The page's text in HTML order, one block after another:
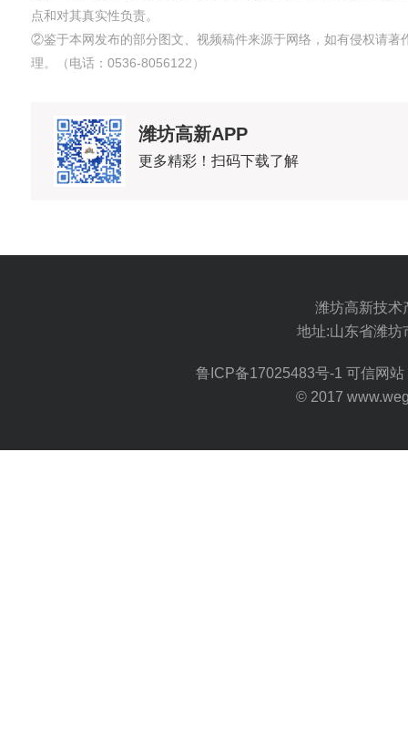
点和对其真实性负责。
②鉴于本网发布的部分图文、视频稿件来源于网络，如有侵权请
理。（电话：0536-8056122）
潍坊高新APP
更多精彩！扫码下载了解
潍坊高新技术
地址:山东省潍坊
鲁ICP备17025483号-1 可信网
© 2017